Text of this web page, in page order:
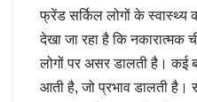
फ्रेंड सर्किल लोगों के
देखा जा रहा है कि नकारात्मक
लोगों पर असर डालती है। कई
आती है, जो प्रभाव डालती है।